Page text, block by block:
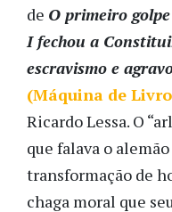
de O primeiro
I fechou a
escravismo e
(Máquina de
Ricardo Lessa. O
que falava o
transformação de
chaga moral que